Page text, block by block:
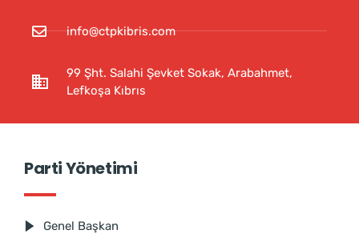
info@ctpkibris.com
99 Şht. Salahi Şevket Sokak, Arabahmet,
Lefkoşa Kıbrıs
Parti Yönetimi
Genel Başkan